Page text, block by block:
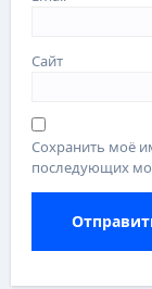
Сайт
Сохранить моё
последующих